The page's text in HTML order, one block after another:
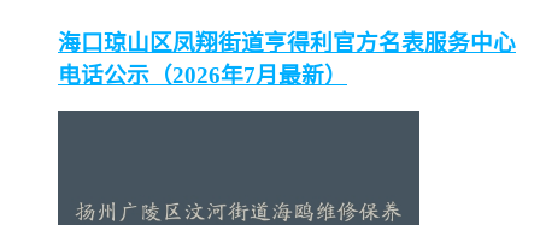
海口琼山区凤翔街道亨得利官方名表服务中心
电话公示（2026年7月最新）